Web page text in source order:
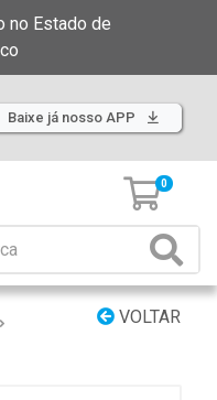
no Estado de
Baixe já nosso APP
0
VOLTAR